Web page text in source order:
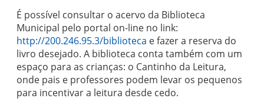
É possível consultar o acervo da Biblioteca
Municipal pelo portal on-line no link:
http://200.246.95.3/biblioteca e fazer a reserva do
livro desejado. A biblioteca conta também com um
espaço para as crianças: o Cantinho da Leitura,
onde pais e professores podem levar os pequenos
para incentivar a leitura desde cedo.